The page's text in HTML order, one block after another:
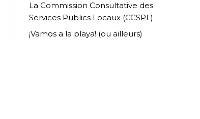
La Commission Consultative des
Services Publics Locaux (CCSPL)
¡Vamos a la playa! (ou ailleurs)